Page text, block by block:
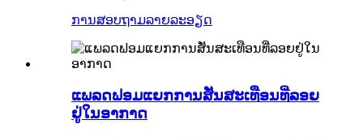
ການສອບຖາມລາຍລະອຽດ
ແພລດຟອມແຍກການສັ່ນສະເທືອນທີ່ລອຍ
ຢູ່ໃນອາກາດ